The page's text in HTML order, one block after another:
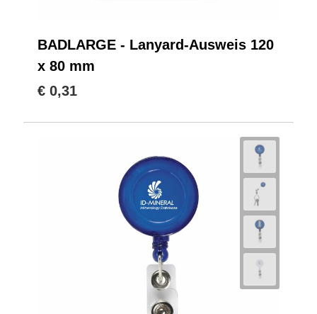
BADLARGE - Lanyard-Ausweis 120
x 80 mm
€ 0,31